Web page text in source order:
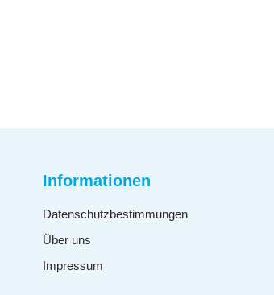
Informationen
Datenschutzbestimmungen
Über uns
Impressum